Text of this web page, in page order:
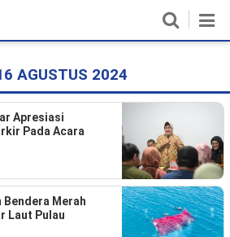
AGUSTUS 2024
Apresiasi
Pada Acara
Bendera Merah
Laut Pulau